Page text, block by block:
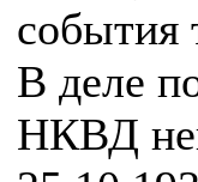
события
В деле
НКВД